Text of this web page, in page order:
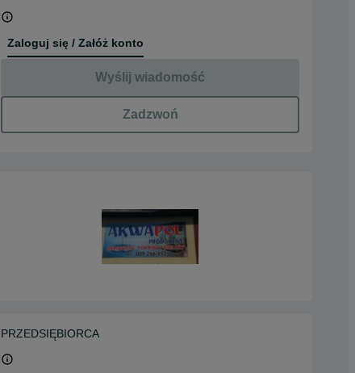
Zaloguj się / Załóż konto
Wyślij wiadomość
Zadzwoń
PRZEDSIĘBIORCA